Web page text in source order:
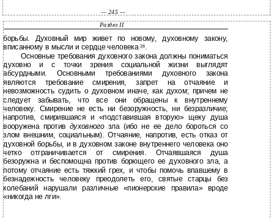
— 245 —
Раздел II
борьбы. Духовный мир живет по новому, духовному закону,
вписанному в мысли и сердце человека28.
Основные требования духовного закона должны пониматься
духовно и с точки зрения социальной жизни выглядят
абсурдными. Основными требованиями духовного закона
являются требование смирения, запрет на отчаяние и
невозможность судить о духовном иначе, как духом; причем не
следует забывать, что все они обращены к внутреннему
человеку. Смирение не есть ни безоружность, ни безразличие;
напротив, смирившаяся и «подставившая вторую» щеку душа
вооружена противдуховного зла (ибо не ее дело бороться со
злом внешним, социальным). Отчаяние, напротив, есть отказ от
духовной борьбы, и в духовном законе внутреннего человека оно
четко отграничивается от смирения. Отчаявшаяся душа
безоружна и беспомощна против борющего ее духовного зла, а
потому отчаяние есть тяжкий грех, и чтобы помочь впавшему в
безнадежность человеку преодолеть его, святые старцы без
колебаний нарушали различные «пионерские правила» вроде
«никогда не лги».